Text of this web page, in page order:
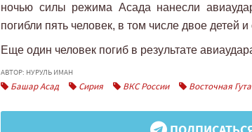
ночью силы режима Асада нанесли
погибли пять человек, в том числе двое детей
Еще один человек погиб в результате
АВТОР: НУРУЛЬ ИМАН
Башар Асад Сирия ВКС России Восточная Гута